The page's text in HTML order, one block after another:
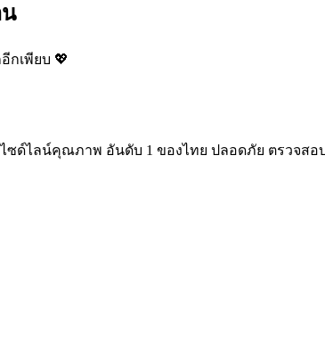
กเพียบ 💖
ซด์ไลน์คุณภาพ อันดับ 1 ของไทย ปลอดภัย ตรวจสอ